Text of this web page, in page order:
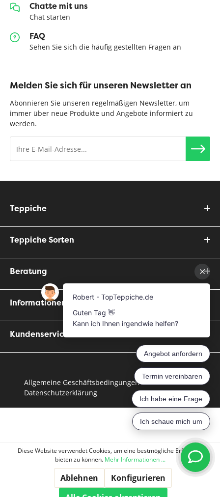
Chatte mit uns
Chat starten
FAQ
Sehen Sie sich die häufig gestellten Fragen an
Melden Sie sich für unseren Newsletter an
Abonnieren Sie unseren regelmäßigen Newsletter, um
immer über neue Produkte und Angebote informiert zu
werden.
Teppiche
Teppiche Sorten
Beratung
Informationen
Kundenservice
Allgemeine Geschäftsbedingungen
Datenschutzerklärung
Diese Website verwendet Cookies, um eine bestmögliche Erfahrung
bieten zu können. Mehr Informationen ...
Ablehnen
Konfigurieren